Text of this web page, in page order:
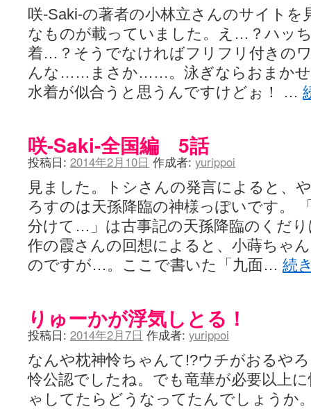
咲-Saki-の著者の小林立さんのサイト
なものが載っていました。え…？ハッ
着…？そうでなければフリフリ付きの
んな……まさか……。泳ぎならおまかせ
水着が似合うと思うんですけどぉ！ …
咲-Saki-全国編 5話
投稿日: 2014年2月10日 作成者: yurippoi
見ました。トシさんの発言によると、
ろすのは天孫降臨の神様っぽいです。
分けて…」は古事記の天孫降臨のくだ
作の霞さんの回想によると、小蒔ちゃ
のですが…。ここで書いた「九面… 続
りゅーかが浮気しとる！
投稿日: 2014年2月7日 作成者: yurippoi
なんや枕神怜ちゃんて!?ウチがおるや
怜公認でしたね。でも竜華が必要以上
ゃしてたらどうなってたんでしょうか